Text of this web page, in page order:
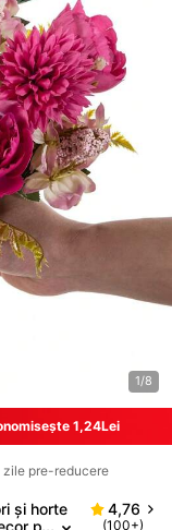
1/8
1,24Lei
zile pre-reducere
și horte
p
4,76
(100+)